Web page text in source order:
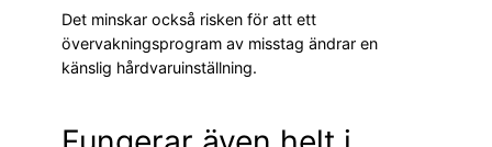
Det minskar också risken för att ett
övervakningsprogram av misstag ändrar en
känslig hårdvaruinställning.